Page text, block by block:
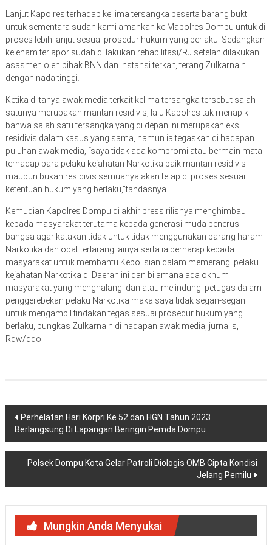
Lanjut Kapolres terhadap ke lima tersangka beserta barang bukti
untuk sementara sudah kami amankan ke Mapolres Dompu untuk di
proses lebih lanjut sesuai prosedur hukum yang berlaku. Sedangkan
ke enam terlapor sudah di lakukan rehabilitasi/RJ setelah dilakukan
asasmen oleh pihak BNN dan instansi terkait, terang Zulkarnain
dengan nada tinggi.
Ketika di tanya awak media terkait kelima tersangka tersebut salah
satunya merupakan mantan residivis, lalu Kapolres tak menapik
bahwa salah satu tersangka yang di depan ini merupakan eks
residivis dalam kasus yang sama, namun ia tegaskan di hadapan
puluhan awak media, “saya tidak ada kompromi atau bermain mata
terhadap para pelaku kejahatan Narkotika baik mantan residivis
maupun bukan residivis semuanya akan tetap di proses sesuai
ketentuan hukum yang berlaku,”tandasnya.
Kemudian Kapolres Dompu di akhir press rilisnya menghimbau
kepada masyarakat terutama kepada generasi muda penerus
bangsa agar katakan tidak untuk tidak menggunakan barang haram
Narkotika dan obat terlarang lainya serta ia berharap kepada
masyarakat untuk membantu Kepolisian dalam memerangi pelaku
kejahatan Narkotika di Daerah ini dan bilamana ada oknum
masyarakat yang menghalangi dan atau melindungi petugas dalam
penggerebekan pelaku Narkotika maka saya tidak segan-segan
untuk mengambil tindakan tegas sesuai prosedur hukum yang
berlaku, pungkas Zulkarnain di hadapan awak media, jurnalis,
Rdw/ddo.
Navigasi
pos
Perhelatan Hari Korpri Ke 52 dan HGN Tahun 2023
Berlangsung Di Lapangan Beringin Pemda Dompu
Polsek Dompu Kota Gelar Patroli Diologis OMB Cipta Kondisi
Jelang Pemilu
Mungkin Anda Menyukai